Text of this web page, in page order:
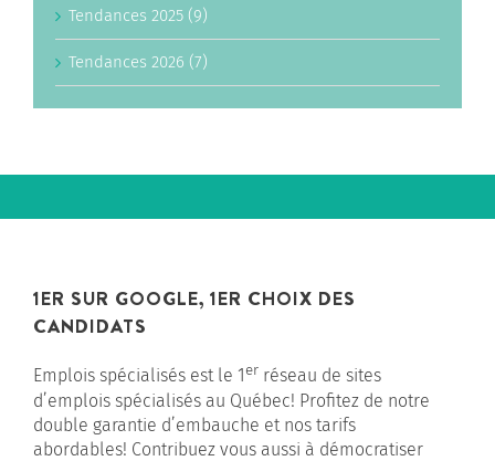
Tendances 2025 (9)
Tendances 2026 (7)
1ER SUR GOOGLE, 1ER CHOIX DES
CANDIDATS
Emplois spécialisés est le 1 er réseau de sites
d’emplois spécialisés au Québec! Profitez de notre
double garantie d’embauche et nos tarifs
abordables! Contribuez vous aussi à démocratiser